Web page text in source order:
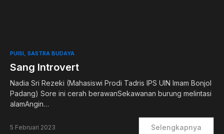
PUISI SASTRA BUDAYA
Sang Introvert
Nadia Sri Rezeki (Mahasiswi Prodi Tadris IPS UIN Imam Bonjol
Padang) Sore ini cerah berawanSekawanan burung melintasi
alamAngin…
5 Februari 2023 Selengkapnya